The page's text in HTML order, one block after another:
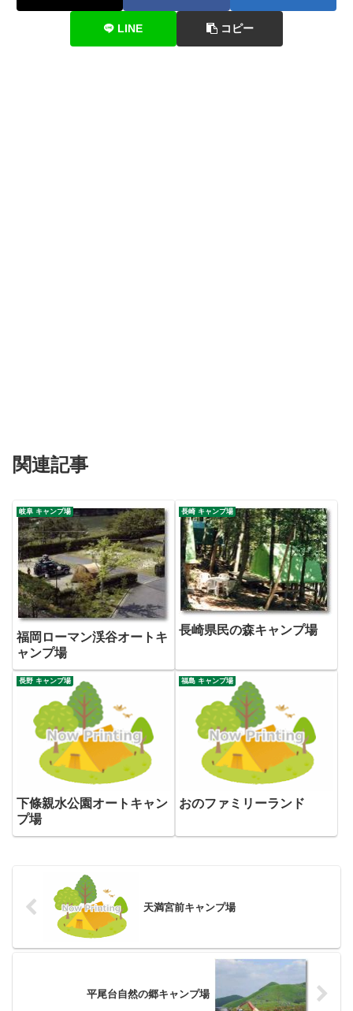
LINE コピー
関連記事
岐阜 キャンプ場
福岡ローマン渓谷オートキ
ャンプ場
長崎 キャンプ場
長崎県民の森キャンプ場
長野 キャンプ場
下條親水公園オートキャン
プ場
福島 キャンプ場
おのファミリーランド
天満宮前キャンプ場
平尾台自然の郷キャンプ場